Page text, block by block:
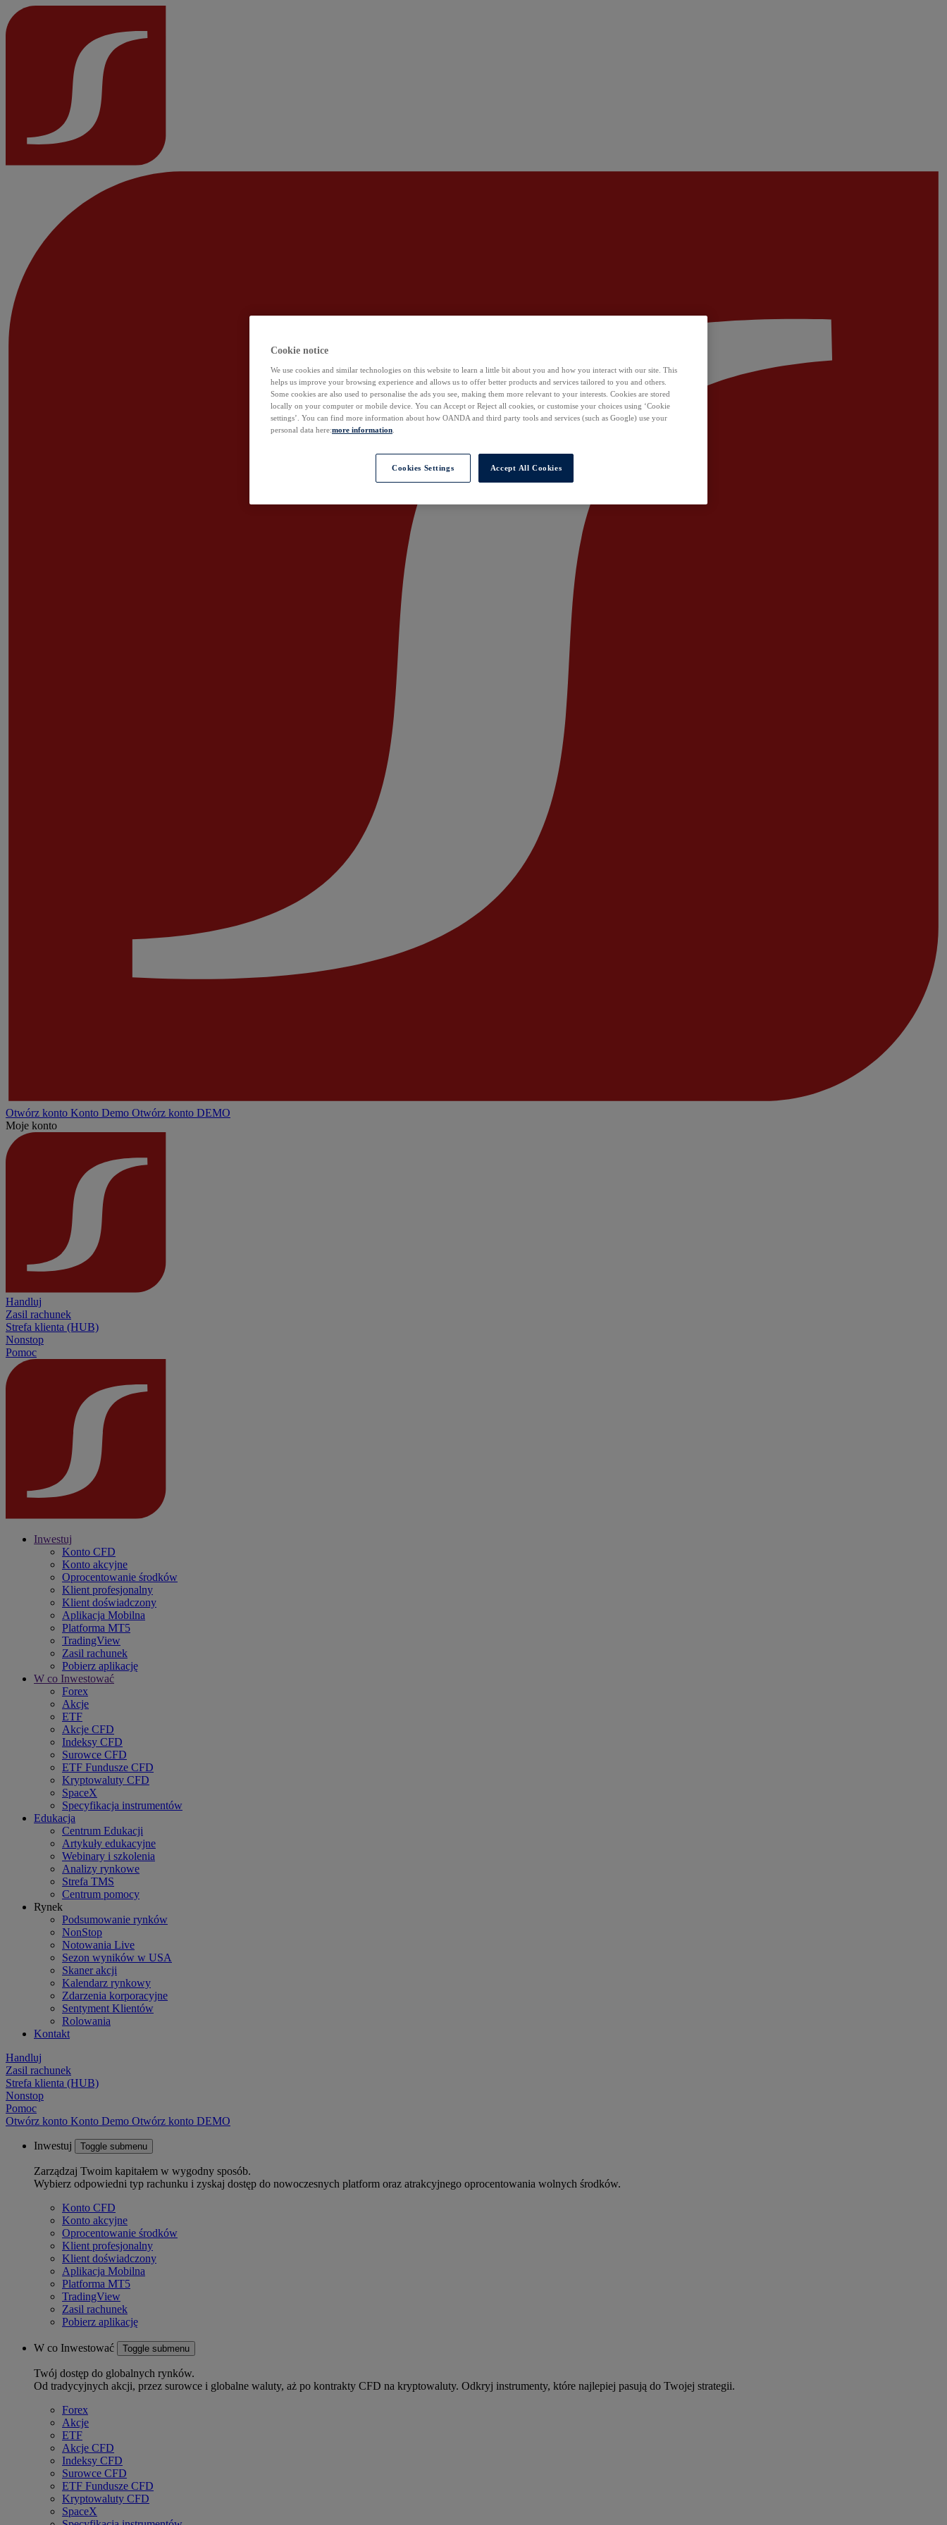
Otwórz konto Konto Demo Otwórz konto DEMO
Moje konto
Handluj
Zasil rachunek
Strefa klienta (HUB)
Nonstop
Pomoc
Inwestuj
Konto CFD
Konto akcyjne
Oprocentowanie środków
Klient profesjonalny
Klient doświadczony
Aplikacja Mobilna
Platforma MT5
TradingView
Zasil rachunek
Pobierz aplikację
W co Inwestować
Forex
Akcje
ETF
Akcje CFD
Indeksy CFD
Surowce CFD
ETF Fundusze CFD
Kryptowaluty CFD
SpaceX
Specyfikacja instrumentów
Edukacja
Centrum Edukacji
Artykuły edukacyjne
Webinary i szkolenia
Analizy rynkowe
Strefa TMS
Centrum pomocy
Rynek
Podsumowanie rynków
NonStop
Notowania Live
Sezon wyników w USA
Skaner akcji
Kalendarz rynkowy
Zdarzenia korporacyjne
Sentyment Klientów
Rolowania
Kontakt
Handluj
Zasil rachunek
Strefa klienta (HUB)
Nonstop
Pomoc
Otwórz konto Konto Demo Otwórz konto DEMO
Inwestuj Toggle submenu
Zarządzaj Twoim kapitałem w wygodny sposób.
Wybierz odpowiedni typ rachunku i zyskaj dostęp do nowoczesnych platform oraz atrakcyjnego oprocentowania wolnych środków.
Konto CFD
Konto akcyjne
Oprocentowanie środków
Klient profesjonalny
Klient doświadczony
Aplikacja Mobilna
Platforma MT5
TradingView
Zasil rachunek
Pobierz aplikację
W co Inwestować Toggle submenu
Twój dostęp do globalnych rynków.
Od tradycyjnych akcji, przez surowce i globalne waluty, aż po kontrakty CFD na kryptowaluty. Odkryj instrumenty, które najlepiej pasują do Twojej strategii.
Forex
Akcje
ETF
Akcje CFD
Indeksy CFD
Surowce CFD
ETF Fundusze CFD
Kryptowaluty CFD
SpaceX
Cookie notice
We use cookies and similar technologies on this website to learn a little bit about you and how you interact with our site. This
helps us improve your browsing experience and allows us to offer better products and services tailored to you and others.
Some cookies are also used to personalise the ads you see, making them more relevant to your interests. Cookies are stored
locally on your computer or mobile device. You can Accept or Reject all cookies, or customise your choices using ‘Cookie
settings’. You can find more information about how OANDA and third party tools and services (such as Google) use your
personal data here:more information
Cookies Settings Accept All Cookies